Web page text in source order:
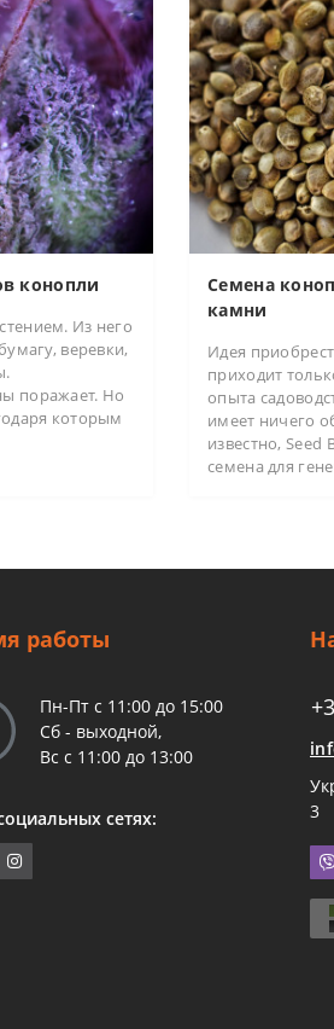
конопли
Из него
веревки,
поражает. Но
которым
Семена
камни
Идея
приходит
опыта
имеет ничего
известно, Seed
семена для
работы
Пн-Пт с 11:00 до 15:00
Сб - выходной,
Вс с 11:00 до 13:00
сетях:
3